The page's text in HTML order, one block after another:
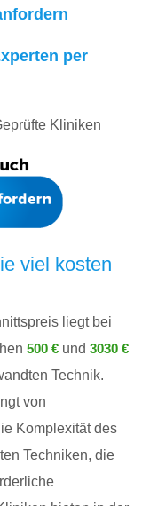
per
Kliniken
viel kosten
liegt bei
500 € und 3030 €
Technik.
von
Komplexität des
Techniken, die